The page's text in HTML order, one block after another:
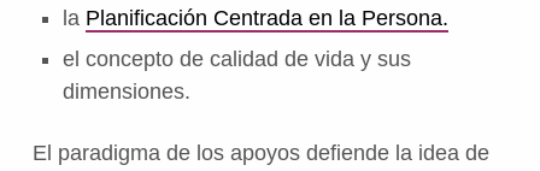
la Planificación Centrada en la Persona.
el concepto de calidad de vida y sus
dimensiones.
El paradigma de los apoyos defiende la idea de